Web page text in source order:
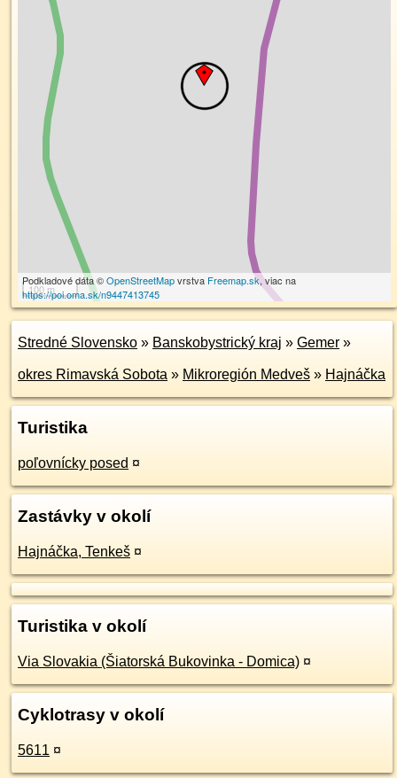
100 m
Podkladové dáta ©OpenStreetMapvrstva Freemap.sk, viac na
https://poi.oma.sk/n9447413745
Stredné Slovensko » Banskobystrický kraj » Gemer »
okres Rimavská Sobota » Mikroregión Medveš » Hajnáčka
Turistika
poľovnícky posed ¤
Zastávky v okolí
Hajnáčka, Tenkeš ¤
Turistika v okolí
Via Slovakia (Šiatorská Bukovinka - Domica) ¤
Cyklotrasy v okolí
5611 ¤